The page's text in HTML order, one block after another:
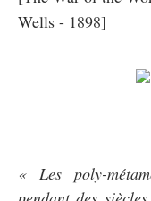
Wells - 1898]
« Les poly-